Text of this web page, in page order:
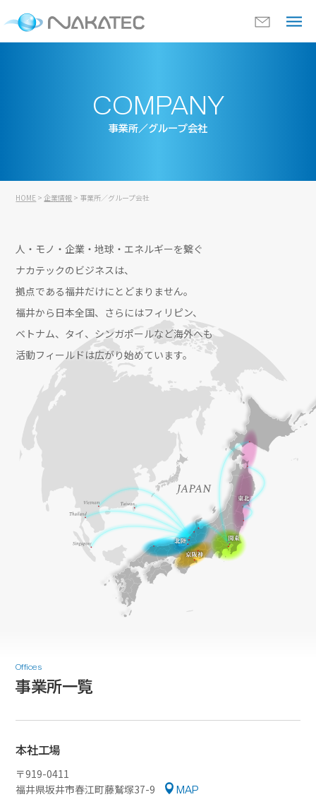
COMPANY
事業所／グループ会社
HOME >企業情報 > 事業所／グループ会社
人・モノ・企業・地球・エネルギーを繋ぐ
ナカテックのビジネスは、
拠点である福井だけにとどまりません。
福井から日本全国、さらにはフィリピン、
ベトナム、タイ、シンガポールなど海外へも
活動フィールドは広がり始めています。
Offices
事業所一覧
本社工場
〒919-0411
福井県坂井市春江町藤鷲塚37-9
MAP